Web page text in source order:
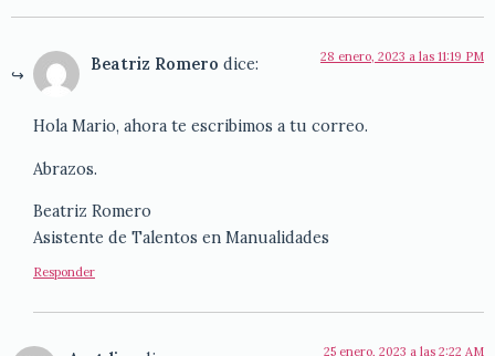
Beatriz Romero dice: 28 enero, 2023 a las 11:19 PM
Hola Mario, ahora te escribimos a tu correo.
Abrazos.
Beatriz Romero
Asistente de Talentos en Manualidades
Responder
25 enero, 2023 a las 2:22 AM